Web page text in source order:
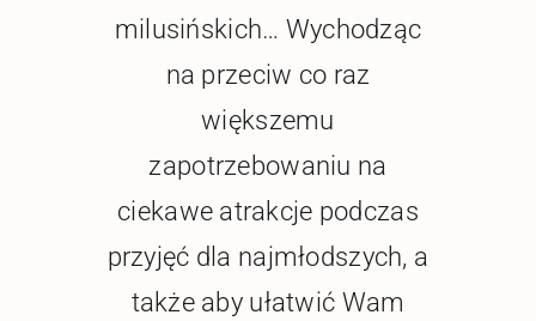
milusińskich… Wychodząc
na przeciw co raz
większemu
zapotrzebowaniu na
ciekawe atrakcje podczas
przyjęć dla najmłodszych, a
także aby ułatwić Wam